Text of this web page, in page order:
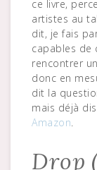
ce livre,
artistes au
dit, je fais
capables de
rencontrer
donc en
dit la
mais déjà
Amazon.
Drop